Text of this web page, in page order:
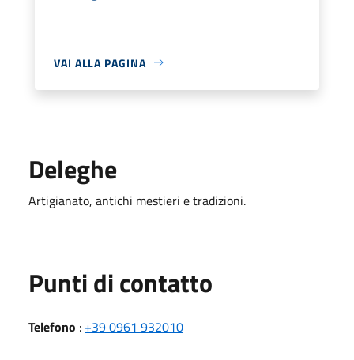
VAI ALLA PAGINA
Deleghe
Artigianato, antichi mestieri e tradizioni.
Punti di contatto
Telefono : +39 0961 932010